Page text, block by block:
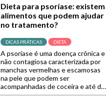
Dieta para psoríase: existem
alimentos que podem ajudar
no tratamento?
DICAS PRÁTICAS DIETA
A psoríase é uma doença crônica e
não contagiosa caracterizada por
manchas vermelhas e escamosas
na pele que podem ser
acompanhadas de coceira e até de
dor. Com a crescente busca por